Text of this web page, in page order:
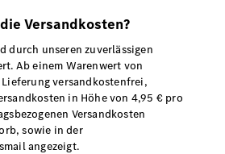
Versandkosten?
durch unseren zuverlässigen
Ab einem Warenwert von
versandkostenfrei,
in Höhe von 4,95 € pro
Versandkosten
sowie in der
angezeigt.